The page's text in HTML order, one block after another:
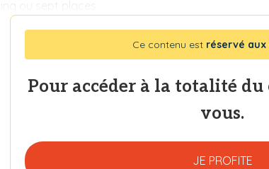
Ce contenu est réservé aux
Pour accéder à la totalité du
vous.
JE PROFITE